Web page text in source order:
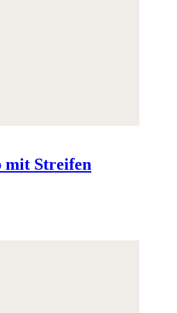
mit Streifen